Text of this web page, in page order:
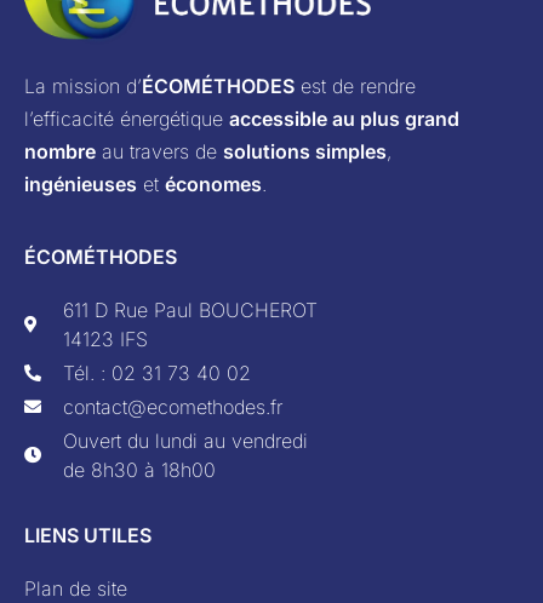
La mission d’ÉCOMÉTHODES est de rendre
l’efficacité énergétique accessible au plus grand
nombre au travers de solutions simples,
ingénieuses et économes.
ÉCOMÉTHODES
611 D Rue Paul BOUCHEROT
14123 IFS
Tél. : 02 31 73 40 02
contact@ecomethodes.fr
Ouvert du lundi au vendredi
de 8h30 à 18h00
LIENS UTILES
Plan de site